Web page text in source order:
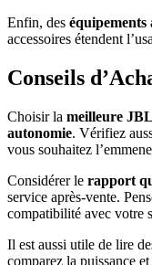
Enfin, des équipements
accessoires étendent
Conseils
Choisir la meilleure
autonomie. Vérifiez
vous souhaitez
Considérer le rapport
service après-vente.
compatibilité avec votre
Il est aussi utile de lire
comparez la puissance